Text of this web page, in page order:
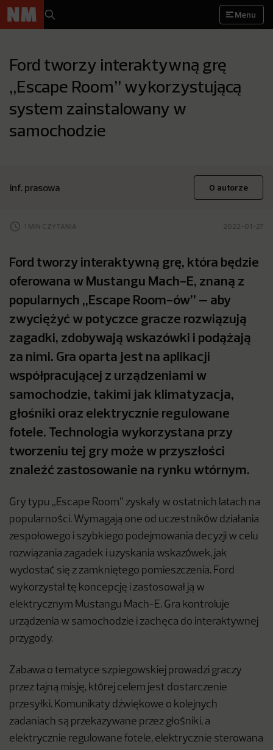
Menu
Ford tworzy interaktywną grę
„Escape Room” wykorzystującą
system zainstalowany w
samochodzie
inf. prasowa O autorze
1 MIN CZYTANIA 2022-01-27
Ford tworzy interaktywną grę, która będzie
oferowana w Mustangu Mach-E, znaną z
popularnych „Escape Room-ów” – aby
zwyciężyć w potyczce gracze rozwiązują
zagadki, zdobywają wskazówki i podążają
za nimi. Gra oparta jest na aplikacji
współpracującej z urządzeniami w
samochodzie, takimi jak klimatyzacja,
głośniki oraz elektrycznie regulowane
fotele. Technologia wykorzystana przy
tworzeniu tej gry może w przyszłości
znaleźć zastosowanie na rynku wtórnym.
Gry typu „Escape Room” zyskały w ostatnich latach na
popularności. Wymagają one od uczestników działania
zespołowego i szybkiego podejmowania decyzji w celu
rozwiązania zagadek i uzyskania wskazówek, jak
wydostać się z zamkniętego pomieszczenia. Ford
wykorzystał tę koncepcję i zastosował ją w
elektrycznym Mustangu Mach-E. Gra kontroluje
urządzenia w samochodzie i zachęca do interaktywnej
przygody.
Zabawa o tematyce szpiegowskiej prowadzi graczy
przez tajną misję, której celem jest dostarczenie
przesyłki. Komunikaty dźwiękowe o kolejnych
zadaniach są przekazywane przez głośniki, a
elektrycznie regulowane fotele, elektrycznie sterowana